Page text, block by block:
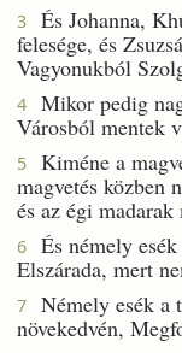
3
És Johanna,
felesége, és
Vagyonukból
4
Mikor pedig
Városból mentek
5
Kiméne a
magvetés közben
és az égi madarak
6
És némely
Elszárada, mert
7
Némely esék a
növekedvén,